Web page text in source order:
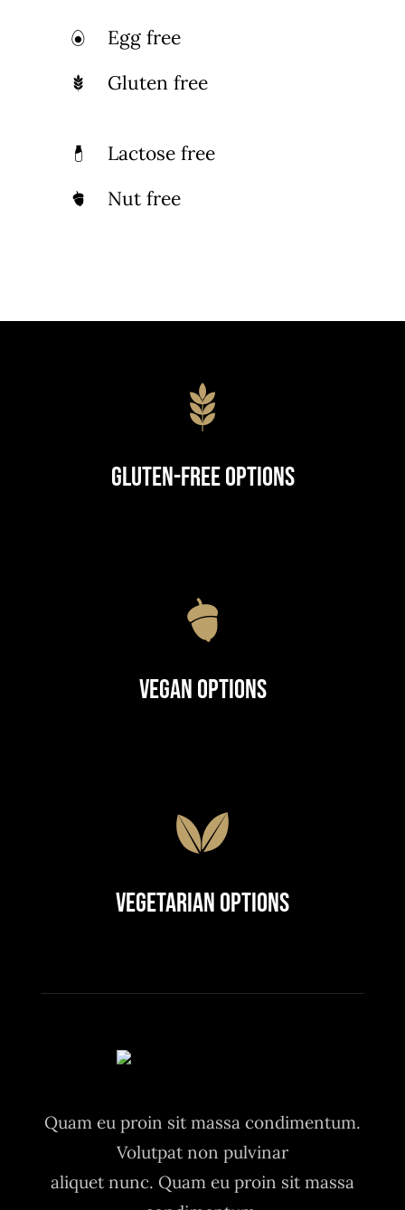
Egg free
Gluten free
Lactose free
Nut free
Gluten-Free Options
Vegan Options
Vegetarian Options
Quam eu proin sit massa condimentum.
Volutpat non pulvinar
aliquet nunc. Quam eu proin sit massa